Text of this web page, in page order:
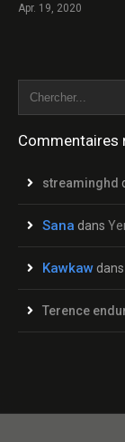
Apr. 19, 2020
Commentaires
streaminghd
Sana dans
Kawkaw dans
Terence